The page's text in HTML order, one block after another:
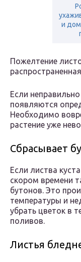
и
Пожелтение
Если
появляются
Необходимо
растение уже
Сбрасывает
Если листва
скором времени
бутонов. Это
температуры и
убрать цветок в
поливов.
Листья